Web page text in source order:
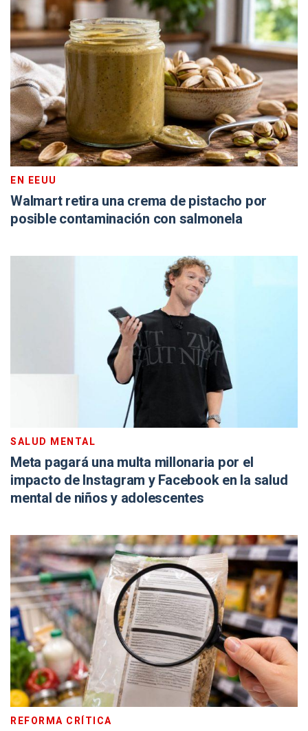
EN EEUU
Walmart retira una crema de pistacho por
posible contaminación con salmonela
SALUD MENTAL
Meta pagará una multa millonaria por el
impacto de Instagram y Facebook en la salud
mental de niños y adolescentes
REFORMA CRÍTICA